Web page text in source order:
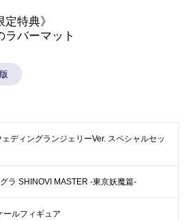
特典》
ラバーマット
ェディングランジェリーVer. スペシャルセッ
ラ SHINOVI MASTER -東京妖魔篇-
ールフィギュア